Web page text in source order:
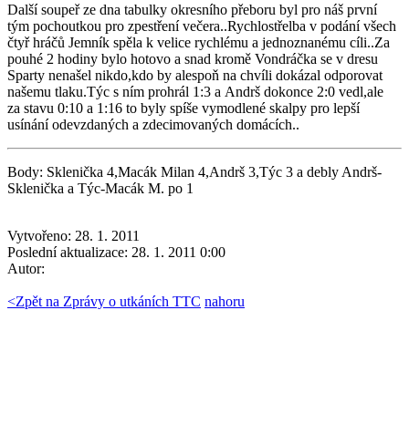
Další soupeř ze dna tabulky okresního přeboru byl pro náš první
tým pochoutkou pro zpestření večera..Rychlostřelba v podání všech
čtyř hráčů Jemník spěla k velice rychlému a jednoznanému cíli..Za
pouhé 2 hodiny bylo hotovo a snad kromě Vondráčka se v dresu
Sparty nenašel nikdo,kdo by alespoň na chvíli dokázal odporovat
našemu tlaku.Týc s ním prohrál 1:3 a Andrš dokonce 2:0 vedl,ale
za stavu 0:10 a 1:16 to byly spíše vymodlené skalpy pro lepší
usínání odevzdaných a zdecimovaných domácích..
Body: Sklenička 4,Macák Milan 4,Andrš 3,Týc 3 a debly Andrš-
Sklenička a Týc-Macák M. po 1
Vytvořeno: 28. 1. 2011
Poslední aktualizace: 28. 1. 2011 0:00
Autor:
<Zpět na Zprávy o utkáních TTC nahoru